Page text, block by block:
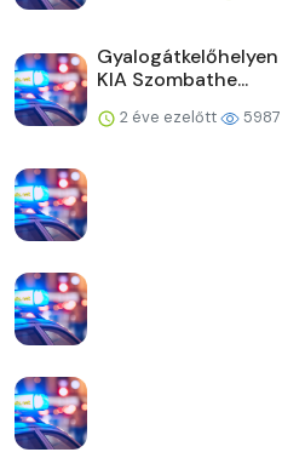
KIA Szombathe...
2 éve ezelőtt 5987